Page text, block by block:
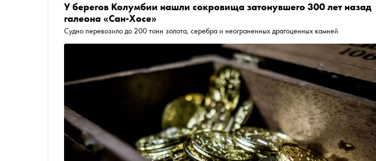
У берегов Колумбии нашли сокровища затонувшего 300 лет назад
галеона «Сан-Хосе»
Судно перевозило до 200 тонн золота, серебра и неограненных драгоценных камней